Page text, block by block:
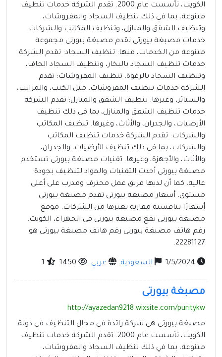
الكويت، تأسست عام 2000. تقدم الشركة خدمات تنظيف
متنوعة، بما في ذلك تنظيف السجاد والمفروشات،
وتنظيف الشقق والمنازل، وتنظيف المكاتب والشركات.
خدمات مصبغة بيورتى تقدم مصبغة بيورتى مجموعة
متنوعة من الخدمات، منها: تنظيف السجاد: تقدم الشركة
خدمات تنظيف السجاد بالبخار، وتنظيف السجاد الجاف،
وتنظيف السجاد بالرغوة. تنظيف المفروشات: تقدم
الشركة خدمات تنظيف المفروشات، مثل الكنب، والمراتب،
والستائر، وغيرها. تنظيف الشقق والمنازل: تقدم الشركة
خدمات تنظيف الشقق والمنازل، بما في ذلك تنظيف
الأرضيات، والجدران، والأثاث، وغيرها. تنظيف المكاتب
والشركات: تقدم الشركة خدمات تنظيف المكاتب
والشركات، بما في ذلك تنظيف الأرضيات، والجدران،
والأثاث، والأجهزة، وغيرها. تقنيات مصبغة بيورتى تستخدم
مصبغة بيورتى أحدث التقنيات والمواد لتنظيف بجودة
عالية، كما أن لديها فريق عمل محترف ومدرب على أعلى
مستوى. أسعار مصبغة بيورتى تقدم مصبغة بيورتى
أسعارًا تنافسية مقارنة بغيرها من الشركات. موقع
مصبغة بيورتى تقع مصبغة بيورتى في الجهراء، الكويت.
رقم هاتف مصبغة بيورتى رقم هاتف مصبغة بيورتى هو
22281127.
السعودية عربي
مصبغة بيورتى
http://ayazedan9218.wixsite.com/puritykw
مصبغة بيورتى هي شركة رائدة في مجال التنظيف في دولة
الكويت، تأسست عام 2000. تقدم الشركة خدمات تنظيف
متنوعة، بما في ذلك تنظيف السجاد والمفروشات،